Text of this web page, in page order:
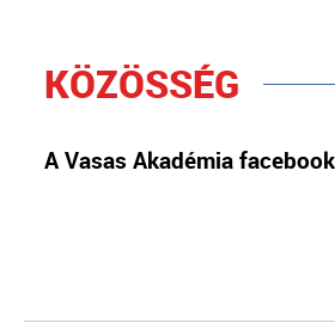
KÖZÖSSÉG
A Vasas Akadémia